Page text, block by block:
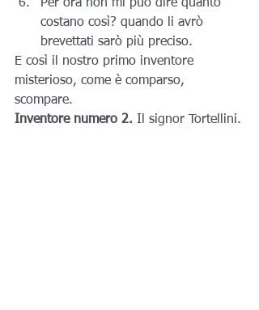
Per ora non mi può dire quanto
costano così? quando li avrò
brevettati sarò più preciso.
E così il nostro primo inventore
misterioso, come è comparso,
scompare.
Inventore numero 2. Il signor Tortellini.